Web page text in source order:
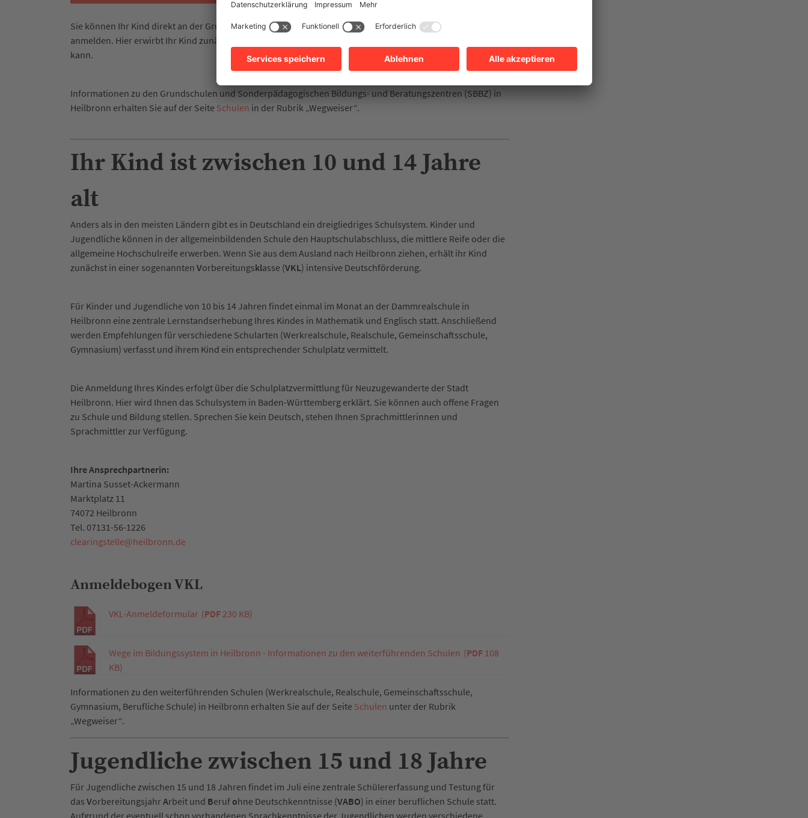
Sie können Ihr Kind direkt an der Grundschule in Ihrem Schulbezirk für eineVorbereitungskl
anmelden. Hier erwirbt Ihr Kind zunächst ausreichend Deutschkenntnisse, bis es dem Unterricht gut folgen
kann.
Informationen zu den Grundschulen und Sonderpädagogischen Bildungs- und Beratungszentren (SBBZ) in
Heilbronn erhalten Sie auf der Seite Schulen in der Rubrik „Wegweiser“.
Ihr Kind ist zwischen 10 und 14 Jahre
alt
Anders als in den meisten Ländern gibt es in Deutschland ein dreigliedriges Schulsystem. Kinder und
Jugendliche können in der allgemeinbildenden Schule den Hauptschulabschluss, die mittlere Reife oder die
allgemeine Hochschulreife erwerben. Wenn Sie aus dem Ausland nach Heilbronn ziehen, erhält ihr Kind
zunächst in einer sogenannten Vorbereitungsklasse (VKL) intensive Deutschförderung.
Für Kinder und Jugendliche von 10 bis 14 Jahren findet einmal im Monat an der Dammrealschule in
Heilbronn eine zentrale Lernstandserhebung Ihres Kindes in Mathematik und Englisch statt. Anschließend
werden Empfehlungen für verschiedene Schularten (Werkrealschule, Realschule, Gemeinschaftsschule,
Gymnasium) verfasst und ihrem Kind ein entsprechender Schulplatz vermittelt.
Die Anmeldung Ihres Kindes erfolgt über die Schulplatzvermittlung für Neuzugewanderte der Stadt
Heilbronn. Hier wird Ihnen das Schulsystem in Baden-Württemberg erklärt. Sie können auch offene Fragen
zu Schule und Bildung stellen. Sprechen Sie kein Deutsch, stehen Ihnen Sprachmittlerinnen und
Sprachmittler zur Verfügung.
Ihre Ansprechpartnerin:
Martina Susset-Ackermann
Marktplatz 11
74072 Heilbronn
Tel. 07131-56-1226
clearingstelle@heilbronn.de
Anmeldebogen VKL
VKL-Anmeldeformular (PDF 230 KB)
Wege im Bildungssystem in Heilbronn - Informationen zu den weiterführenden Schulen (PDF 108
KB)
Informationen zu den weiterführenden Schulen (Werkrealschule, Realschule, Gemeinschaftsschule,
Gymnasium, Berufliche Schule) in Heilbronn erhalten Sie auf der Seite Schulen unter der Rubrik
„Wegweiser“.
Jugendliche zwischen 15 und 18 Jahre
Für Jugendliche zwischen 15 und 18 Jahren findet im Juli eine zentrale Schülererfassung und Testung für
das VorbereitungsjahrArbeit und Beruf ohne Deutschkenntnisse (VABO) in einer beruflichen Schule statt.
Aufgrund der eventuell schon vorhandenen Sprachkenntnisse der Jugendlichen werden verschiedene